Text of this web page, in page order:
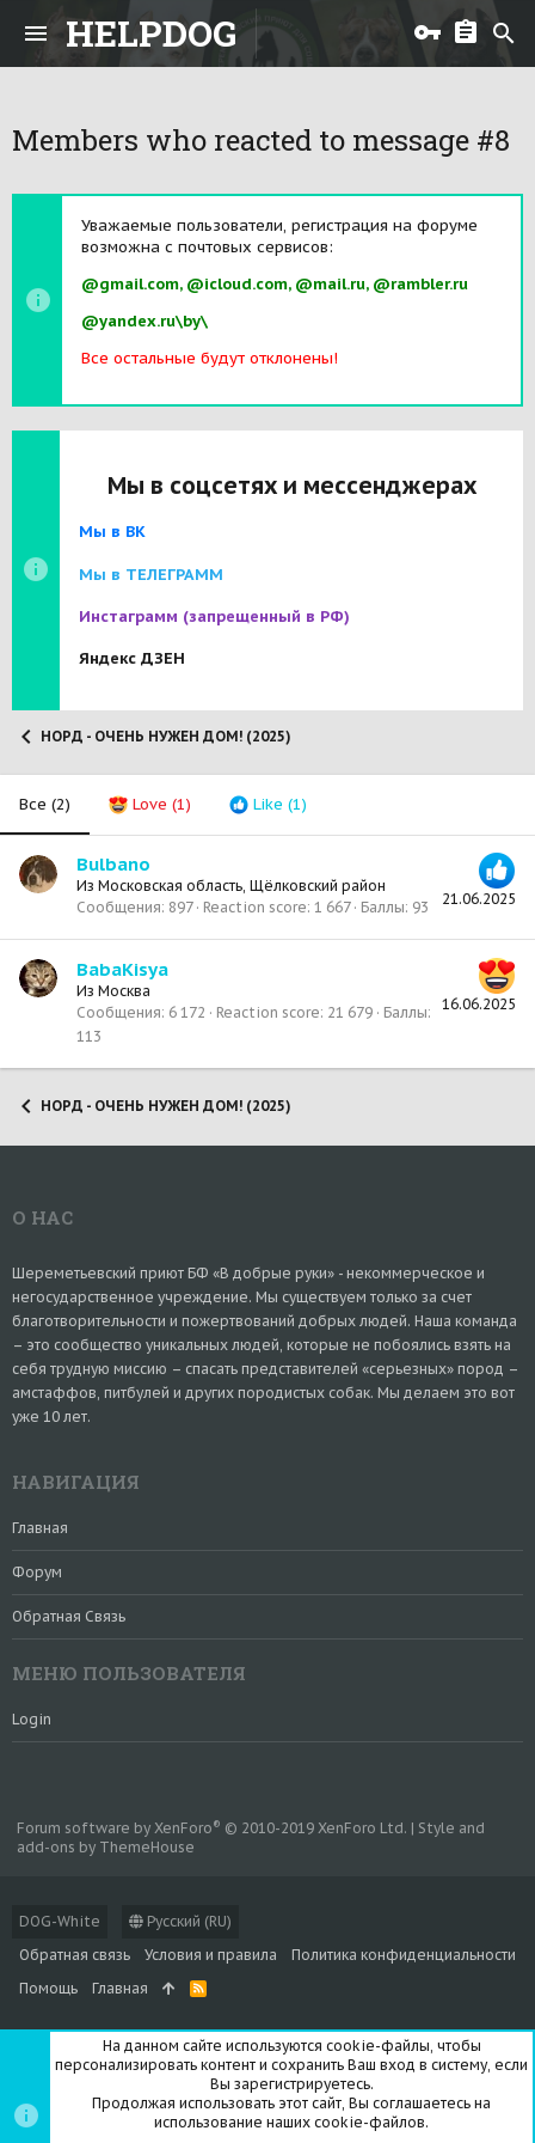
HELPDOG
Members who reacted to message #8
Уважаемые пользователи, регистрация на форуме
возможна с почтовых сервисов:
@gmail.com, @icloud.com, @mail.ru, @rambler.ru
@yandex.ru\by\
Все остальные будут отклонены!
Мы в соцсетях и мессенджерах
Мы в ВК
Мы в ТЕЛЕГРАММ
Инстаграмм (запрещенный в РФ)
Яндекс ДЗЕН
НОРД - ОЧЕНЬ НУЖЕН ДОМ! (2025)
Все (2) Love (1) Like (1)
21.06.2025
Bulbano
Из Московская область, Щёлковский район
Сообщения 897 Reaction score 1 667 Баллы 93
16.06.2025
BabaKisya
Из Москва
Сообщения 6 172 Reaction score 21 679
Баллы
113
НОРД - ОЧЕНЬ НУЖЕН ДОМ! (2025)
О НАС
Шереметьевский приют БФ «В добрые руки» - некоммерческое и
негосударственное учреждение. Мы существуем только за счет
благотворительности и пожертвований добрых людей. Наша команда
– это сообщество уникальных людей, которые не побоялись взять на
себя трудную миссию – спасать представителей «серьезных» пород –
амстаффов, питбулей и других породистых собак. Мы делаем это вот
уже 10 лет.
НАВИГАЦИЯ
Главная
Форум
Обратная Связь
МЕНЮ ПОЛЬЗОВАТЕЛЯ
Login
DOG-White
Русский (RU)
Обратная связь
Условия и правила
Политика конфиденциальности
Помощь
Главная
R
S
Forum software by XenForo® © 2010-2019 XenForo Ltd. | Style and
add-ons by ThemeHouse
На данном сайте используются cookie-файлы, чтобы
персонализировать контент и сохранить Ваш вход в систему, если
Вы зарегистрируетесь.
Продолжая использовать этот сайт, Вы соглашаетесь на
использование наших cookie-файлов.